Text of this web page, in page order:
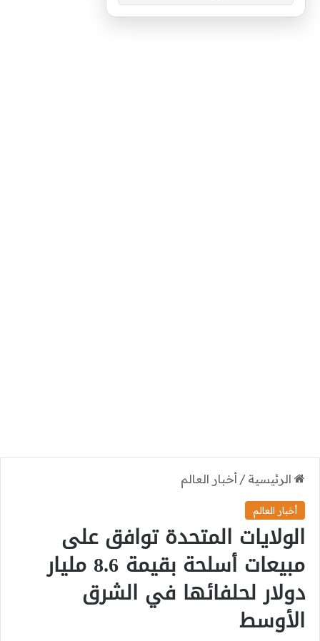
الرئيسية / أخبار العالم
أخبار العالم
الولايات المتحدة توافق على
مبيعات أسلحة بقيمة 8.6 مليار
دولار لحلفائها في الشرق
الأوسط